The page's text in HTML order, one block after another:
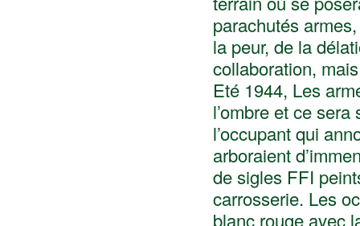
parachutés
la peur, de la
collaboration,
Eté 1944, Les
l’ombre et ce
l’occupant qui
arboraient
de sigles FFI
carrosserie. Les
blanc rouge avec